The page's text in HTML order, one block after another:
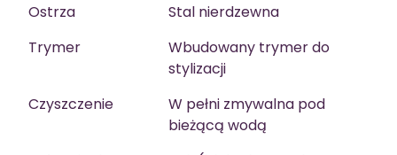
Ostrza
Stal nierdzewna
Trymer
Wbudowany trymer do
stylizacji
Czyszczenie
W pełni zmywalna pod
bieżącą wodą